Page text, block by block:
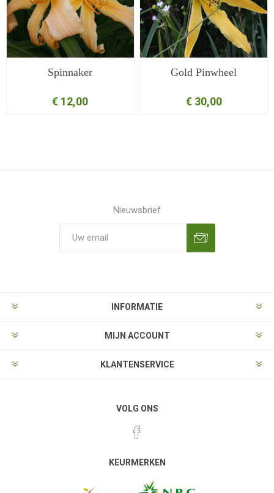
Spinnaker
€ 12,00
Gold Pinwheel
€ 30,00
Nieuwsbrief
INFORMATIE
MIJN ACCOUNT
KLANTENSERVICE
VOLG ONS
KEURMERKEN